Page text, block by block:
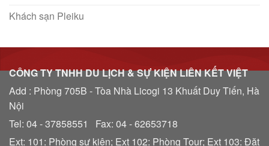
Khách sạn Pleiku
CÔNG TY TNHH DU LỊCH & SỰ KIỆN LIÊN KẾT VIỆT
Add : Phòng 705B - Tòa Nhà Licogi 13 Khuất Duy Tiến, Hà
Nội
Tel: 04 - 37858551 Fax: 04 - 62653718
Ext: 101: Phòng sự kiện; Ext 102: Phòng Tour; Ext 103: Đặt